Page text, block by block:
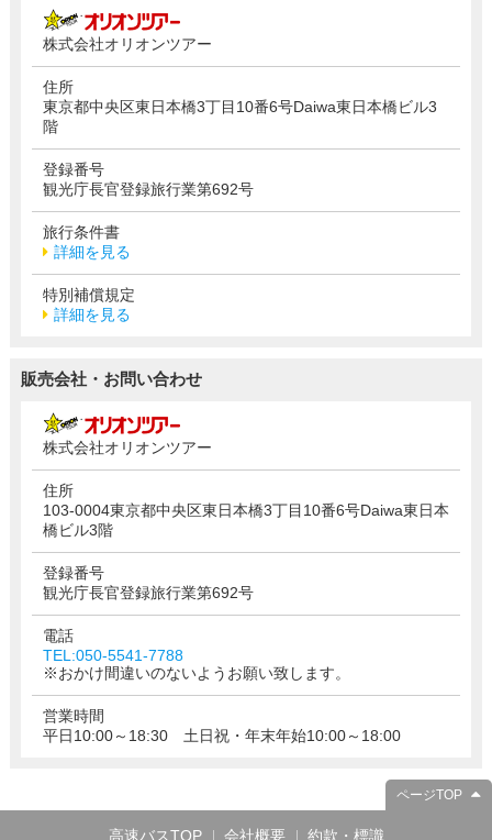
株式会社オリオンツアー
住所
東京都中央区東日本橋3丁目10番6号Daiwa東日本橋ビル3
階
登録番号
観光庁長官登録旅行業第692号
旅行条件書
詳細を見る
特別補償規定
詳細を見る
販売会社・お問い合わせ
株式会社オリオンツアー
住所
103-0004東京都中央区東日本橋3丁目10番6号Daiwa東日本
橋ビル3階
登録番号
観光庁長官登録旅行業第692号
電話
TEL:050-5541-7788
※おかけ間違いのないようお願い致します。
営業時間
平日10:00～18:30 土日祝・年末年始10:00～18:00
ページTOP
高速バスTOP 会社概要 約款・標識